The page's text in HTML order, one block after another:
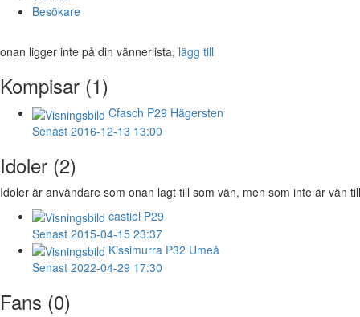
Besökare
onan ligger inte på din vännerlista, lägg till
Kompisar (1)
Cfasch P29 Hägersten
Senast 2016-12-13 13:00
Idoler (2)
Idoler är användare som onan lagt till som vän, men som inte är vän
castiel P29
Senast 2015-04-15 23:37
Kissimurra P32 Umeå
Senast 2022-04-29 17:30
Fans (0)